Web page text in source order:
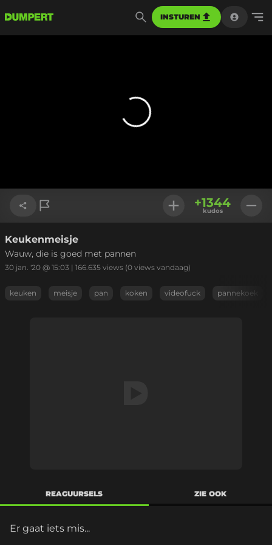
INSTUREN
Link kopiëren
+1344
kudos
Keukenmeisje
Wauw, die is goed met pannen
30 jan. '20 @ 15:03 | 166.635 views (0 views vandaag)
keuken meisje pan koken videofuck pannekoek
REAGUURSELS ZIE OOK
Er gaat iets mis...